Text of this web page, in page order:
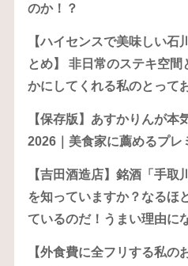
のか！？
【ハイセンスで美味しい石
とめ】 非日常のステキ空
かにしてくれる私のとって
【保存版】あすかりんが本
2026｜美食家に薦めるプレ
【吉田酒造店】銘酒「手取
を知っていますか？なるほ
ているのだ！うまい理由に
【外食費に全フリする私の